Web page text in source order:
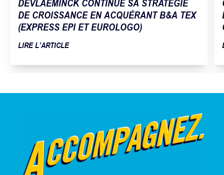
DEVLAEMINCK CONTINUE SA STRATÉGIE
DE CROISSANCE EN ACQUÉRANT B&A TEX
(EXPRESS EPI ET EUROLOGO)
LIRE L’ARTICLE